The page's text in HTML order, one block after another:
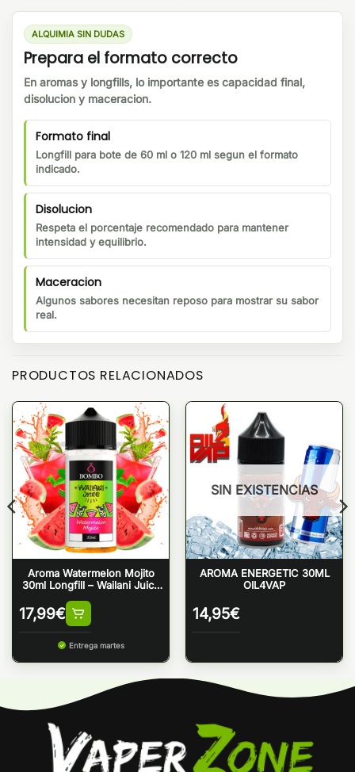
ALQUIMIA SIN DUDAS
Prepara el formato correcto
En aromas y longfills, lo importante es capacidad final,
disolucion y maceracion.
Formato final
Longfill para bote de 60 ml o 120 ml segun el formato
indicado.
Disolucion
Respeta el porcentaje recomendado para mantener
intensidad y equilibrio.
Maceracion
Algunos sabores necesitan reposo para mostrar su sabor
real.
PRODUCTOS RELACIONADOS
Aroma Watermelon Mojito
30ml Longfill – Wailani Juice
17,99€
Entrega martes
SIN EXISTENCIAS
AROMA ENERGETIC 30ML
OIL4VAP
14,95€